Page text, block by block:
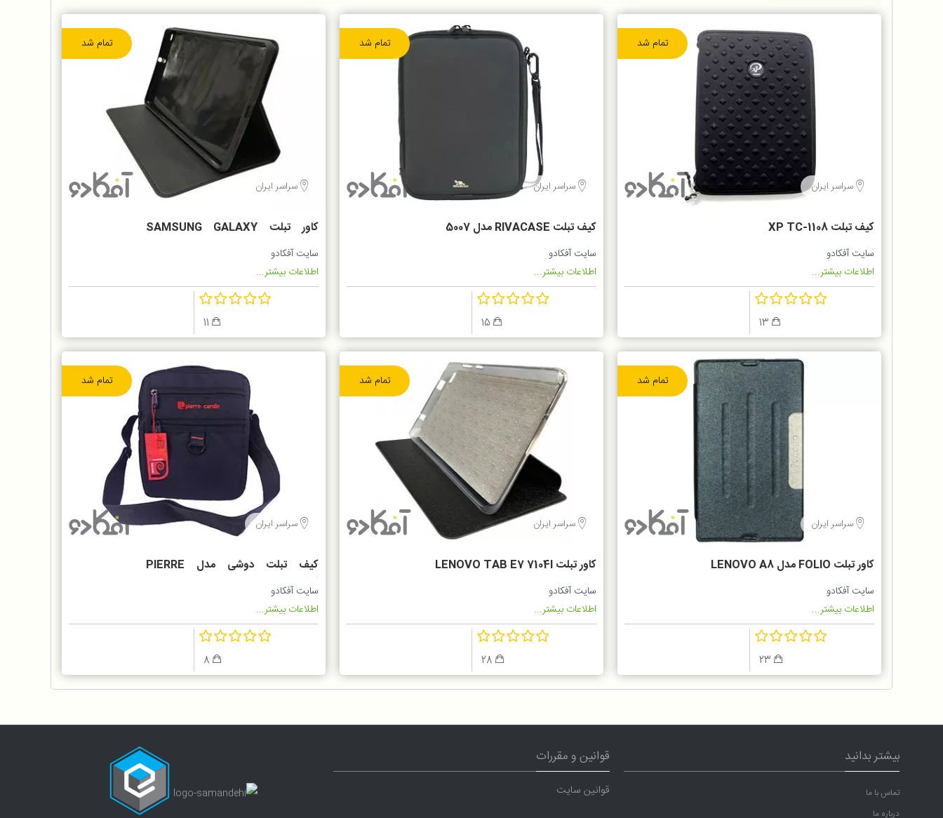
تمام شد
سراسر ایران
کیف تبلت XP TC-1108
سایت آفکادو
اطلاعات بیشتر...
تمام شد
سراسر ایران
کیف تبلت RIVACASE مدل 5007
سایت آفکادو
اطلاعات بیشتر...
تمام شد
سراسر ایران
کاور تبلت SAMSUNG GALAXY
TAB A T295
سایت آفکادو
اطلاعات بیشتر...
تمام شد
سراسر ایران
کاور تبلت FOLIO مدل LENOVO A8
سایت آفکادو
اطلاعات بیشتر...
تمام شد
سراسر ایران
کاور تبلت LENOVO TAB E7 7104I
سایت آفکادو
اطلاعات بیشتر...
تمام شد
سراسر ایران
کیف تبلت دوشی مدل PIERRE
CARDIN 1302
سایت آفکادو
اطلاعات بیشتر...
بیشتر بدانید
تماس با ما
درباره ما
قوانین و مقررات
قوانین سایت